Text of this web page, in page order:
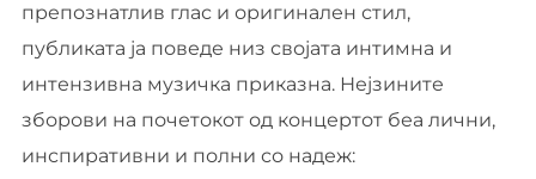
препознатлив глас и оригинален стил,
публиката ја поведе низ својата интимна и
интензивна музичка приказна. Нејзините
зборови на почетокот од концертот беа лични,
инспиративни и полни со надеж: